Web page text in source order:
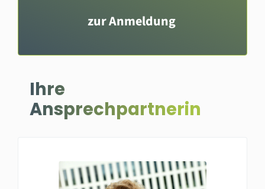
zur Anmeldung
Ihre
Ansprechpartnerin